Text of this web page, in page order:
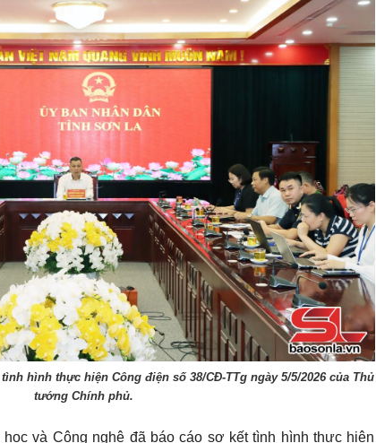
hình thực hiện Công điện số 38/CĐ-TTg ngày 5/5/2026 của Thủ
tướng Chính phủ.
và Công nghệ đã báo cáo sơ kết tình hình thực hiện
5/8/2026 Chào ngày mới 4/8/2026